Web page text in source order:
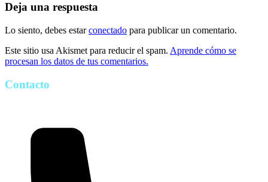
Deja una respuesta
Lo siento, debes estarconectado para publicar un comentario.
Este sitio usa Akismet para reducir el spam. Aprende cómo se
procesan los datos de tus comentarios.
Contacto